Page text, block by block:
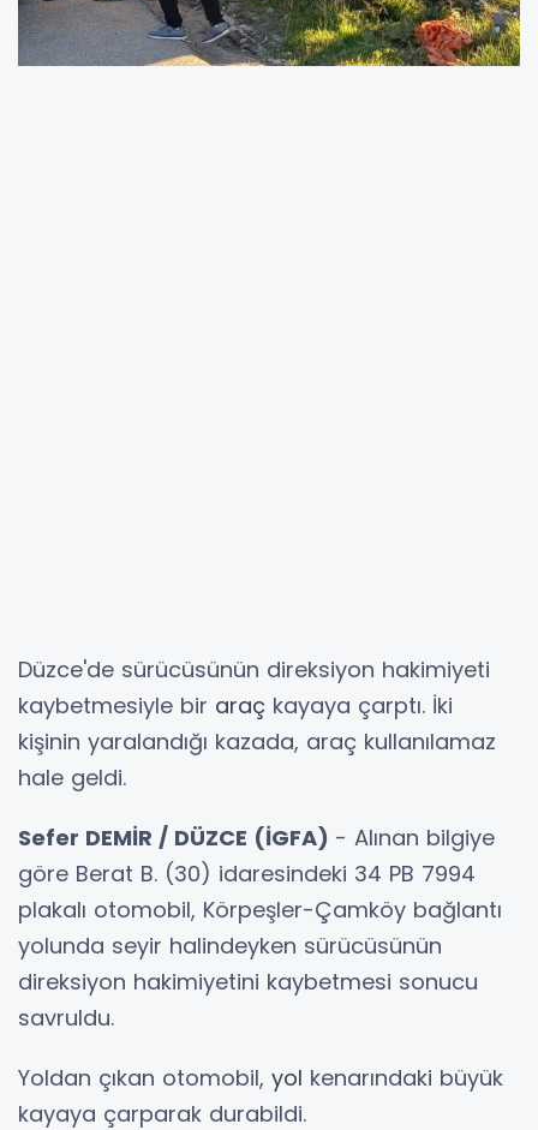
Düzce'de sürücüsünün direksiyon hakimiyeti
kaybetmesiyle bir araç kayaya çarptı. İki
kişinin yaralandığı kazada, araç kullanılamaz
hale geldi.
Sefer DEMİR / DÜZCE (İGFA) - Alınan bilgiye
göre Berat B. (30) idaresindeki 34 PB 7994
plakalı otomobil, Körpeşler-Çamköy bağlantı
yolunda seyir halindeyken sürücüsünün
direksiyon hakimiyetini kaybetmesi sonucu
savruldu.
Yoldan çıkan otomobil, yol kenarındaki büyük
kayaya çarparak durabildi.